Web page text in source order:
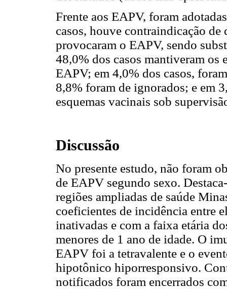
Frente aos EAPV, foram
casos, houve contraindicação de
provocaram o EAPV, sendo
48,0% dos casos mantiveram os
EAPV; em 4,0% dos casos,
8,8% foram de ignorados; e em
esquemas vacinais sob
Discussão
No presente estudo, não foram
de EAPV segundo sexo.
regiões ampliadas de saúde
coeficientes de incidência entre
inativadas e com a faixa etária
menores de 1 ano de idade. O
EAPV foi a tetravalente e o
hipotônico hiporresponsivo.
notificados foram encerrados